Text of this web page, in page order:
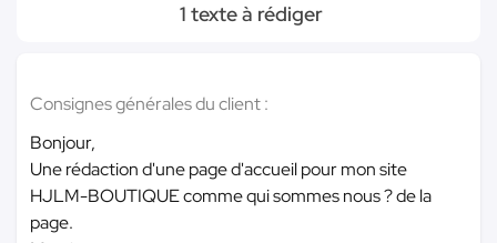
1 texte à rédiger
Consignes générales du client :
Bonjour,
Une rédaction d'une page d'accueil pour mon site
HJLM-BOUTIQUE comme qui sommes nous ? de la
page.